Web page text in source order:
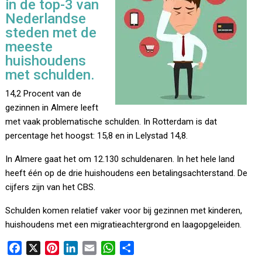
in de top-3 van
Nederlandse
steden met de
meeste
huishoudens
met schulden.
14,2 Procent van de
gezinnen in Almere leeft
met vaak problematische schulden. In Rotterdam is dat
percentage het hoogst: 15,8 en in Lelystad 14,8.
In Almere gaat het om 12.130 schuldenaren. In het hele land
heeft één op de drie huishoudens een betalingsachterstand. De
cijfers zijn van het CBS.
Schulden komen relatief vaker voor bij gezinnen met kinderen,
huishoudens met een migratieachtergrond en laagopgeleiden.
W